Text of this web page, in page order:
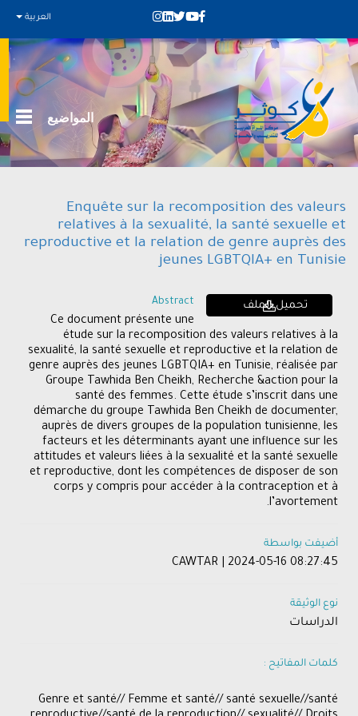
العربية
المواضيع
Enquête sur la recomposition des valeurs
relatives à la sexualité, la santé sexuelle et
reproductive et la relation de genre auprès des
jeunes LGBTQIA+ en Tunisie
تحميل الملف Abstract
Ce document présente une
étude sur la recomposition des valeurs relatives à la
sexualité, la santé sexuelle et reproductive et la relation de
genre auprès des jeunes LGBTQIA+ en Tunisie, réalisée par
Groupe Tawhida Ben Cheikh, Recherche &action pour la
santé des femmes. Cette étude s’inscrit dans une
démarche du groupe Tawhida Ben Cheikh de documenter,
auprès de divers groupes de la population tunisienne, les
facteurs et les déterminants ayant une influence sur les
attitudes et valeurs liées à la sexualité et la santé sexuelle
et reproductive, dont les compétences de disposer de son
corps y compris pour accéder à la contraception et à
l’avortement.
أضيفت بواسطة
CAWTAR | 2024-05-16 08:27:45
نوع الوثيقة
الدراسات
كلمات المفاتيح :
Genre et santé// Femme et santé// santé sexuelle//santé